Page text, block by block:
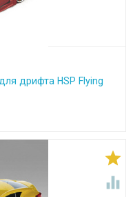
дрифта HSP Flying

